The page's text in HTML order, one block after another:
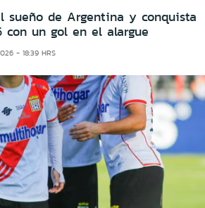
sueño de Argentina y conquista
con un gol en el alargue
- 18:39 HRS